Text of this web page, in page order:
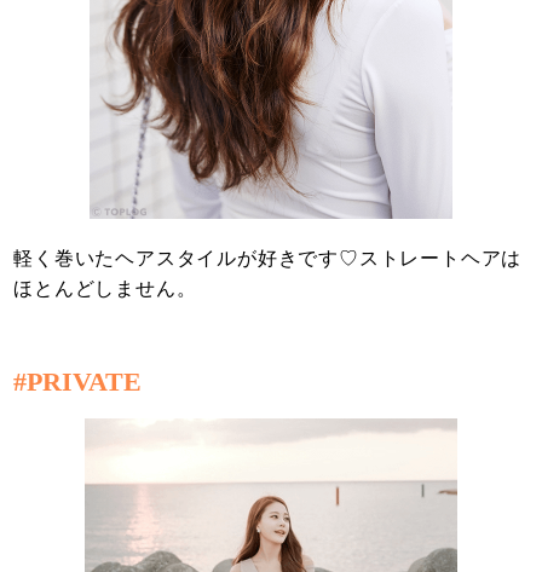
軽く巻いたヘアスタイルが好きです♡ストレートヘアは
ほとんどしません。
#PRIVATE